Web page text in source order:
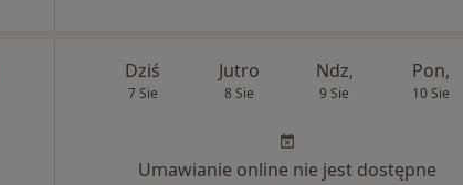
Dziś
7 Sie
Jutro
8 Sie
Ndz,
9 Sie
Pon,
10 Sie
Umawianie online nie jest dostępne